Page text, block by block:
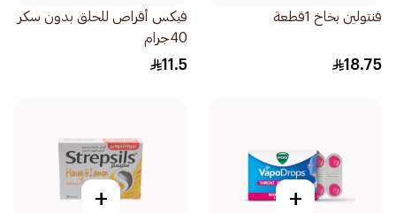
فنتولين بخاخ 1قطعة
18.75
فيكس أقراص للحلق بدون سكر
40جرام
11.5
+
+